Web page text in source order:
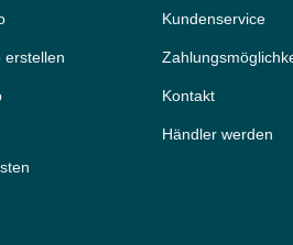
erstellen
Kundenservice
Kontakt
Händler werden